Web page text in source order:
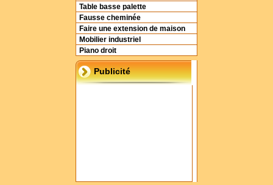
Table basse palette
Fausse cheminée
Faire une extension de maison
Mobilier industriel
Piano droit
Publicité